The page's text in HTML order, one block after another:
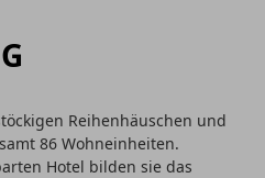
Reihenhäuschen und
86 Wohneinheiten.
Hotel bilden sie das